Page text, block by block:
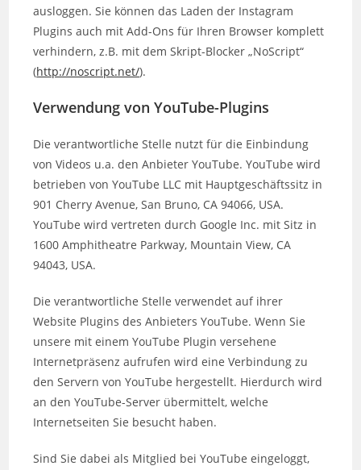
ausloggen. Sie können das Laden der Instagram
Plugins auch mit Add-Ons für Ihren Browser komplett
verhindern, z.B. mit dem Skript-Blocker „NoScript“
(http://noscript.net/).
Verwendung von YouTube-Plugins
Die verantwortliche Stelle nutzt für die Einbindung
von Videos u.a. den Anbieter YouTube. YouTube wird
betrieben von YouTube LLC mit Hauptgeschäftssitz in
901 Cherry Avenue, San Bruno, CA 94066, USA.
YouTube wird vertreten durch Google Inc. mit Sitz in
1600 Amphitheatre Parkway, Mountain View, CA
94043, USA.
Die verantwortliche Stelle verwendet auf ihrer
Website Plugins des Anbieters YouTube. Wenn Sie
unsere mit einem YouTube Plugin versehene
Internetpräsenz aufrufen wird eine Verbindung zu
den Servern von YouTube hergestellt. Hierdurch wird
an den YouTube-Server übermittelt, welche
Internetseiten Sie besucht haben.
Sind Sie dabei als Mitglied bei YouTube eingeloggt,